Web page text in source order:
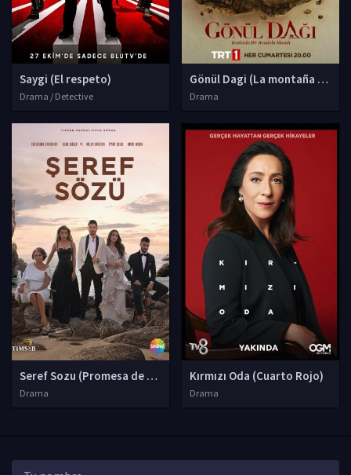
Saygi (El respeto)
Drama / Detective
Gönül Dagi (La montaña de
Drama
Seref Sozu (Promesa de honor)
Drama
Kırmızı Oda (Cuarto Rojo)
Drama